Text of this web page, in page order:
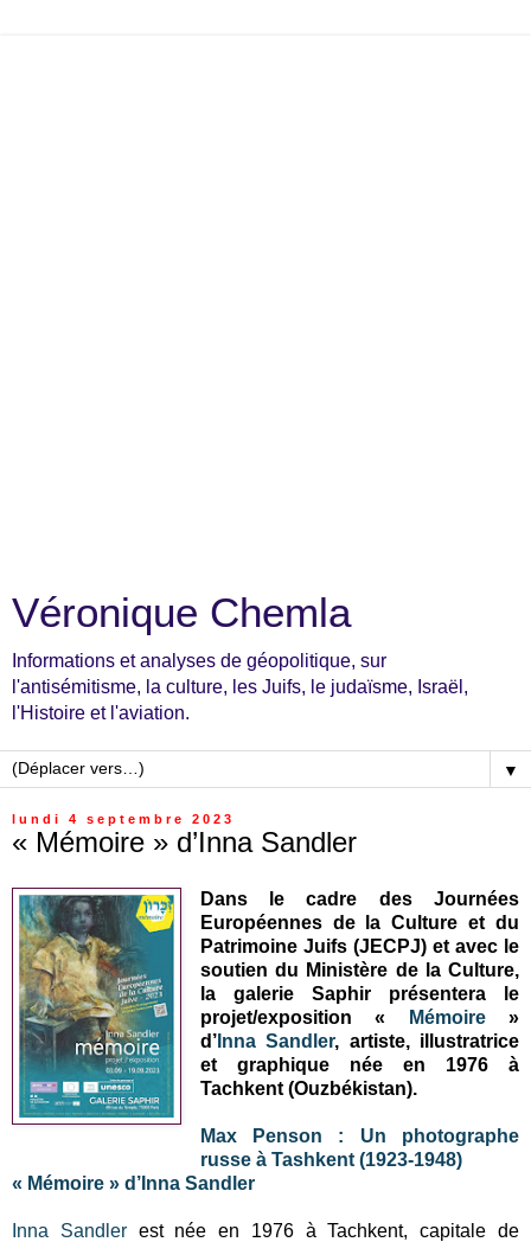
Véronique Chemla
Informations et analyses de géopolitique, sur
l'antisémitisme, la culture, les Juifs, le judaïsme, Israël,
l'Histoire et l'aviation.
▼
lundi 4 septembre 2023
« Mémoire » d’Inna Sandler
Dans le cadre des Journées
Européennes de la Culture et du
Patrimoine Juifs (JECPJ) et avec le
soutien du Ministère de la Culture,
la galerie Saphir présentera le
projet/exposition «
Mémoire»
d’Inna Sandler, artiste, illustratrice
et graphique née en 1976 à
Tachkent (Ouzbékistan).
Max Penson : Un photographe
russe à Tashkent (1923-1948)
« Mémoire » d’Inna Sandler
Inna Sandlerest née en 1976 à Tachkent, capitale de